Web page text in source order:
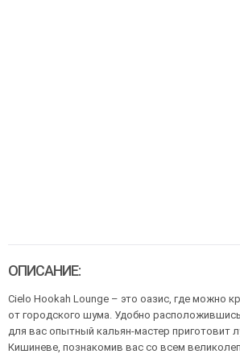
ОПИСАНИЕ:
Cielo Hookah Lounge – это оазис, где можно
от городского шума. Удобно
для вас опытный кальян-мастер приготовит
Кишиневе, познакомив вас со всем